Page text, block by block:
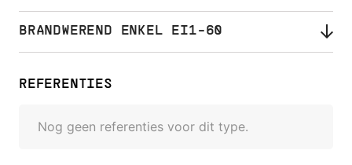
BRANDWEREND ENKEL EI1-60
REFERENTIES
Nog geen referenties voor dit type.